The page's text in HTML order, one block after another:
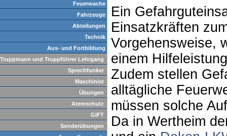
Feuerwache
Fahrzeuge
Abteilungen
Technik
Aus- und Fortbildung
Truppmann und Truppführer Lehrgang
Sprechfunker
Maschinist
Übungen
Atemschutz
GIFT
Sonderübungen
Ein
Einsatzkräften
Vorgehensweise,
einem
Zudem stellen
alltägliche
müssen solche
Da in Wertheim